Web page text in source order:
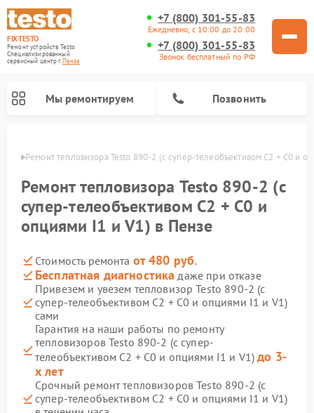
FIX-TESTO
Ремонт устройств Testo
Специализированный
cервисный центр г.Пенза
+7 (800) 301-55-83
Ежедневно, с 10:00 до 20:00
+7 (800) 301-55-83
Звонок бесплатный по РФ
Мы ремонтируем Позвонить
Ремонт тепловизора Testo 890-2 (c супер-телеобъективом C2 + C0 и
Ремонт тепловизора Testo 890-2 (c
супер-телеобъективом C2 + C0 и
опциями I1 и V1) в Пензе
Стоимость ремонта от 480 руб.
Бесплатная диагностика даже при отказе
Привезем и увезем тепловизор Testo 890-2 (c
супер-телеобъективом C2 + C0 и опциями I1 и V1)
сами
Гарантия на наши работы по ремонту
тепловизоров Testo 890-2 (c супер-
телеобъективом C2 + C0 и опциями I1 и V1)до 3-
х лет
Срочный ремонт тепловизоров Testo 890-2 (c
супер-телеобъективом C2 + C0 и опциями I1 и V1)